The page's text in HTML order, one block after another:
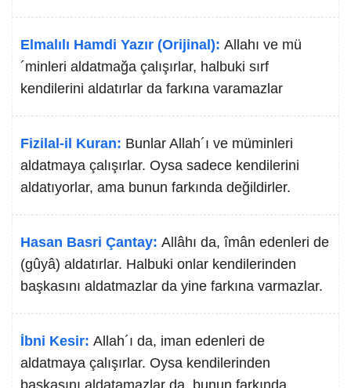
Elmalılı Hamdi Yazır (Orijinal): Allahı ve mü
´minleri aldatmağa çalışırlar, halbuki sırf
kendilerini aldatırlar da farkına varamazlar
Fizilal-il Kuran: Bunlar Allah´ı ve müminleri
aldatmaya çalışırlar. Oysa sadece kendilerini
aldatıyorlar, ama bunun farkında değildirler.
Hasan Basri Çantay: Allâhı da, îmân edenleri de
(gûyâ) aldatırlar. Halbuki onlar kendilerinden
başkasını aldatmazlar da yine farkına varmazlar.
İbni Kesir: Allah´ı da, iman edenleri de
aldatmaya çalışırlar. Oysa kendilerinden
başkasını aldatamazlar da, bunun farkında